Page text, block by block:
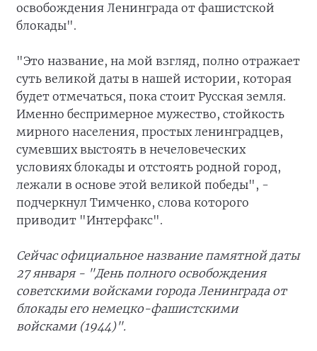
освобождения Ленинграда от фашистской
блокады".
"Это название, на мой взгляд, полно отражает
суть великой даты в нашей истории, которая
будет отмечаться, пока стоит Русская земля.
Именно беспримерное мужество, стойкость
мирного населения, простых ленинградцев,
сумевших выстоять в нечеловеческих
условиях блокады и отстоять родной город,
лежали в основе этой великой победы", -
подчеркнул Тимченко, слова которого
приводит "Интерфакс".
Сейчас официальное название памятной даты
27 января - "День полного освобождения
советскими войсками города Ленинграда от
блокады его немецко-фашистскими
войсками (1944)".